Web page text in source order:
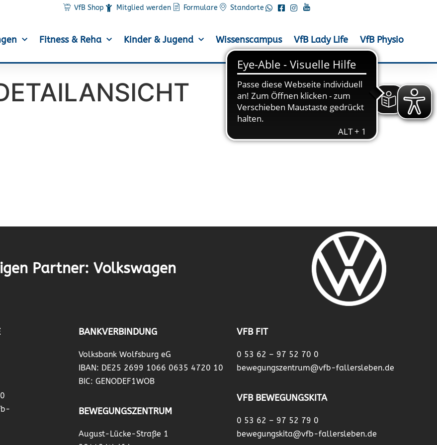
VfB Shop Mitglied werden Formulare Standorte
Fitness & Reha Kinder & Jugend Wissenscampus VfB Lady Life VfB Physio
Partner: Volkswagen
BANKVERBINDUNG
Volksbank Wolfsburg eG
IBAN: DE25 2699 1066 0635 4720 10
BIC: GENODEF1WOB
BEWEGUNGSZENTRUM
August-Lücke-Straße 1
VFB FIT
0 53 62 – 97 52 70 0
bewegungszentrum@vfb-fallersleben.de
VFB BEWEGUNGSKITA
0 53 62 – 97 52 79 0
bewegungskita@vfb-fallersleben.de